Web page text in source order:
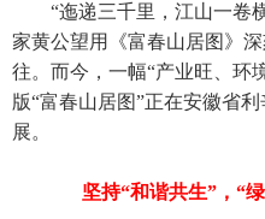
“迤递三千里，江山一卷横
家黄公望用《富春山居图》
往。而今，一幅“产业旺、环
版“富春山居图”正在安徽省
展。
坚持“和谐共生”，“